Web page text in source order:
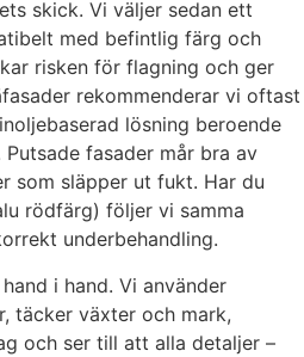
skick. Vi väljer sedan ett
med befintlig färg och
risken för flagning och ger
rekommenderar vi oftast
lösning beroende
fasader mår bra av
som släpper ut fukt. Har du
rödfärg) följer vi samma
underbehandling.
i hand. Vi använder
täcker växter och mark,
och ser till att alla detaljer –